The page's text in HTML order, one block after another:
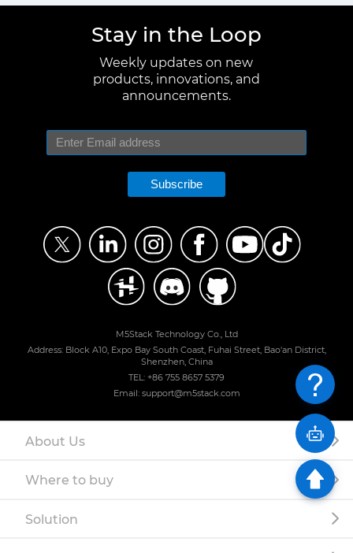
Stay in the Loop
Weekly updates on new
products, innovations, and
announcements.
Subscribe
M5Stack Technology Co., Ltd
Address: Block A10, Expo Bay South Coast, Fuhai Street, Bao'an District,
Shenzhen, China
TEL: +86 755 8657 5379
Email: support@m5stack.com
About Us
Where to buy
Solution